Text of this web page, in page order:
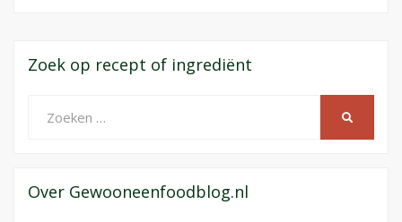
Zoek op recept of ingrediënt
naar:
Over Gewooneenfoodblog.nl